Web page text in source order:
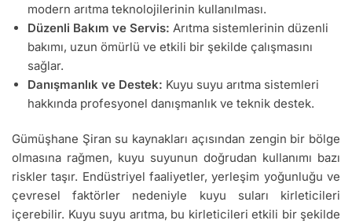
modern arıtma teknolojilerinin kullanılması.
Düzenli Bakım ve Servis: Arıtma sistemlerinin düzenli
bakımı, uzun ömürlü ve etkili bir şekilde çalışmasını
sağlar.
Danışmanlık ve Destek: Kuyu suyu arıtma sistemleri
hakkında profesyonel danışmanlık ve teknik destek.
Gümüşhane Şiran su kaynakları açısından zengin bir bölge
olmasına rağmen, kuyu suyunun doğrudan kullanımı bazı
riskler taşır. Endüstriyel faaliyetler, yerleşim yoğunluğu ve
çevresel faktörler nedeniyle kuyu suları kirleticileri
içerebilir. Kuyu suyu arıtma, bu kirleticileri etkili bir şekilde